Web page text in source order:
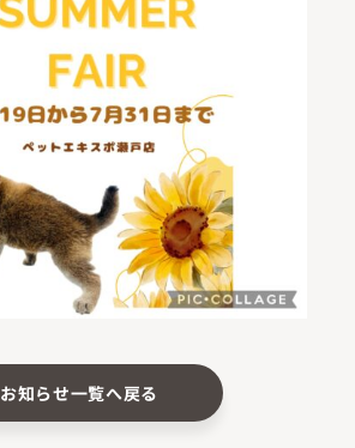
お知らせ一覧へ戻る